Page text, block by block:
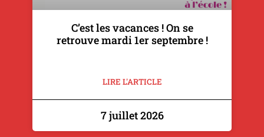
C’est les vacances ! On se
retrouve mardi 1er septembre !
LIRE L'ARTICLE
7 juillet 2026